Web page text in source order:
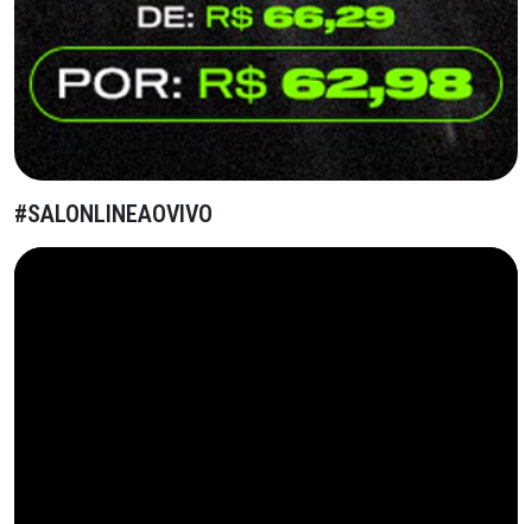
#SALONLINEAOVIVO